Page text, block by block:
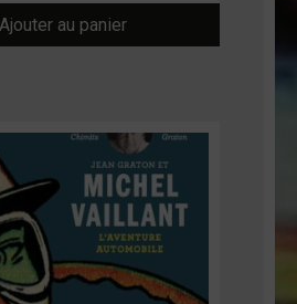
Ajouter au panier